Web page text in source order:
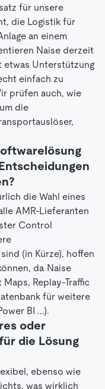
für unsere
die Logistik für
an einem
Naise derzeit
etwas Unterstützung
einfach zu
prüfen auch, wie
die
die Wahl eines
AMR-Lieferanten
Control
(in Kürze), hoffen
da Naise
Replay-Traffic
für weitere
BI ...).
oder
die Lösung
ebenso wie
was wirklich